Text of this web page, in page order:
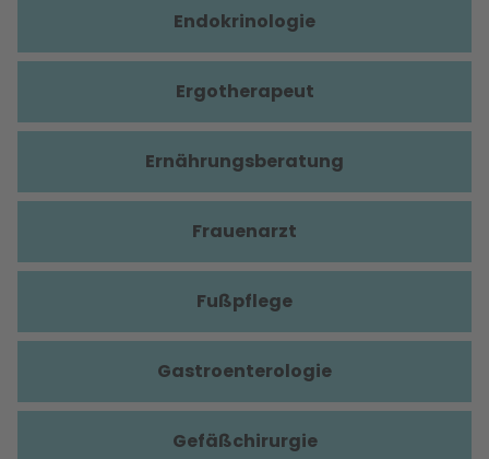
Endokrinologie
Ergotherapeut
Ernährungsberatung
Frauenarzt
Fußpflege
Gastroenterologie
Gefäßchirurgie